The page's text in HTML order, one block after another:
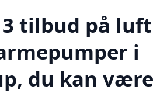
3 tilbud på luft
i
du kan være